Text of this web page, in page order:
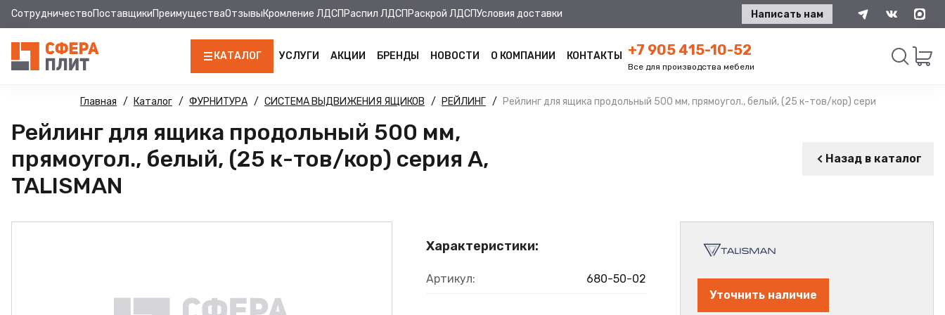
СотрудничествоПоставщикиПреимуществаОтзывыКромление ЛДСП Распил ЛДСП Раскрой ЛДСПУсловия доставки Написать нам
КАТАЛОГ
ЛДСП
КРОМКА
МДФ
СТОЛЕШНИЦЫ
УСЛУГИ АКЦИИ БРЕНДЫ НОВОСТИ О КОМПАНИИ КОНТАКТЫ +7 905 415-10-52
Все для производства мебели
Искать
Главная Каталог ФУРНИТУРА СИСТЕМА ВЫДВИЖЕНИЯ ЯЩИКОВ РЕЙЛИНГ Рейлинг для ящика продольный 500 мм, прямоугол., белый, (25 к-тов/кор) серия А, TALISMAN
Рейлинг для ящика продольный 500 мм,
прямоугол., белый, (25 к-тов/кор) серия А,
TALISMAN
Назад в каталог
Характеристики:
Артикул:
680-50-02
Уточнить наличие